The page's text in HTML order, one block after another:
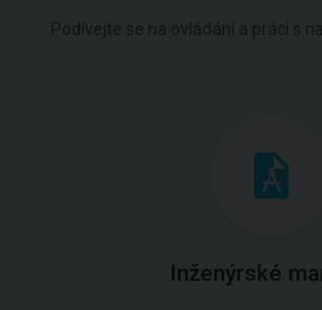
Podívejte se na ovládání a práci s
Inženýrské